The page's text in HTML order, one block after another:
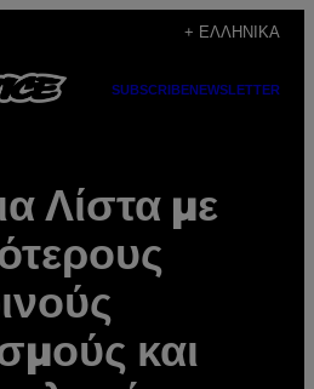
+ ΕΛΛΗΝΙΚΆ
SUBSCRIBENEWSLETTER
Λίστα με
και